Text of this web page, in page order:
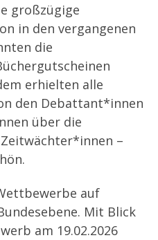
großzügige
in den vergangenen
die
erhielten alle
den Debattant*innen
über die
–
auf
Mit Blick
am 19.02.2026